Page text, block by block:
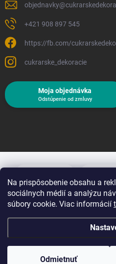
Na prispôsobenie obsahu a
sociálnych médií a analýzu
súbory cookie. Viac informácií
Odmietnuť
objednavky@
+421 908 897 545
https://fb.com/
cukrarske_dekoracie
Moja objednávka
Odstúpenie od zmluvy
Copyright 2026Cukrárske dekorácie.